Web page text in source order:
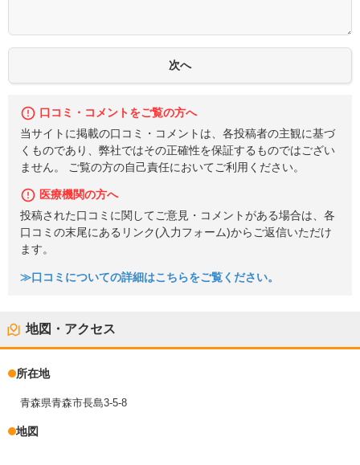
口コミ・コメントをご覧の方へ
当サイトに掲載の口コミ・コメントは、各投稿者の主観に基づ
くものであり、弊社ではその正確性を保証するものではござい
ません。 ご覧の方の自己責任においてご利用ください。
医療機関の方へ
投稿された口コミに関してご意見・コメントがある場合は、各
口コミの末尾にあるリンク(入力フォーム)からご返信いただけ
ます。
≫口コミについての詳細はこちらをご覧ください。
地図・アクセス
所在地
青森県青森市長島3-5-8
地図